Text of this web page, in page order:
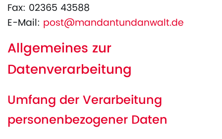
Fax: 02365 43588
E-Mail: post@mandantundanwalt.de
Allgemeines zur
Datenverarbeitung
Umfang der Verarbeitung
personenbezogener Daten